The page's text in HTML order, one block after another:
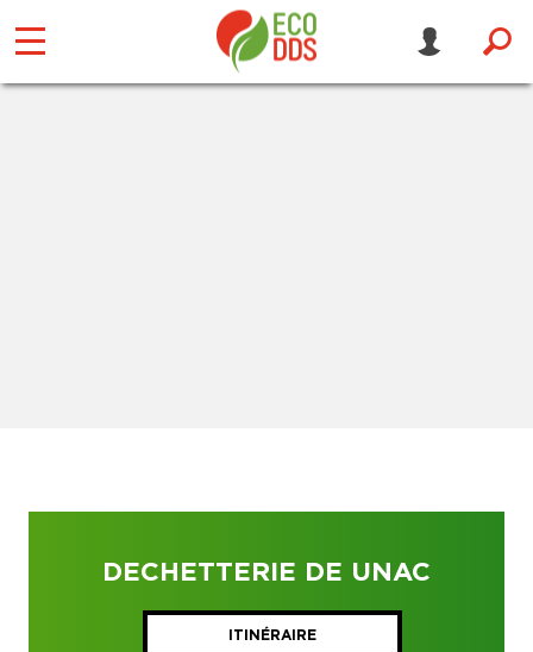
DECHETTERIE DE UNAC
ITINÉRAIRE